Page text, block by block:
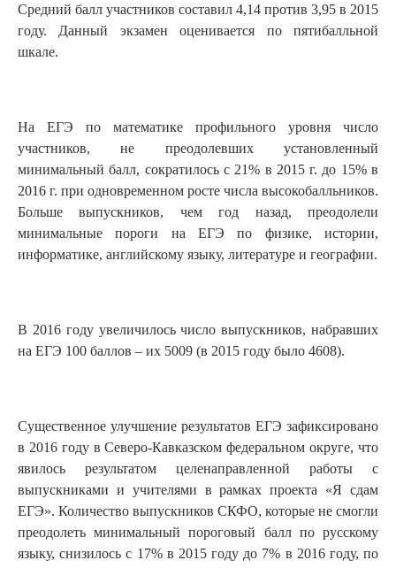
Средний балл участников составил 4,14 против 3,95 в 2015
году. Данный экзамен оценивается по пятибалльной
шкале.
На ЕГЭ по математике профильного уровня число
участников, не преодолевших установленный
минимальный балл, сократилось с 21% в 2015 г. до 15% в
2016 г. при одновременном росте числа высокобалльников.
Больше выпускников, чем год назад, преодолели
минимальные пороги на ЕГЭ по физике, истории,
информатике, английскому языку, литературе и географии.
В 2016 году увеличилось число выпускников, набравших
на ЕГЭ 100 баллов – их 5009 (в 2015 году было 4608).
Существенное улучшение результатов ЕГЭ зафиксировано
в 2016 году в Северо-Кавказском федеральном округе, что
явилось результатом целенаправленной работы с
выпускниками и учителями в рамках проекта «Я сдам
ЕГЭ». Количество выпускников СКФО, которые не смогли
преодолеть минимальный пороговый балл по русскому
языку, снизилось с 17% в 2015 году до 7% в 2016 году, по